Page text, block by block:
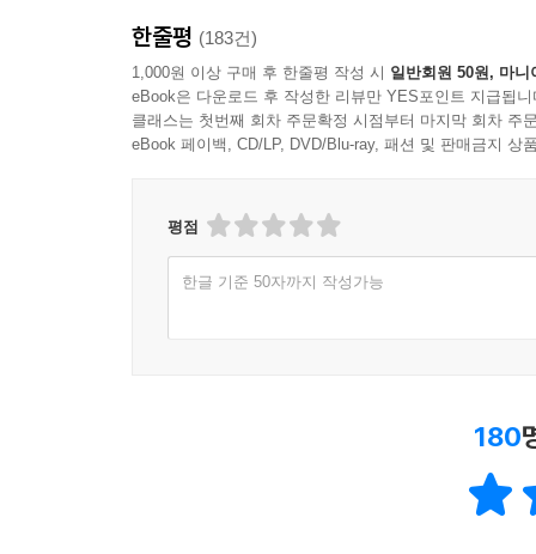
한줄평 (183건)
1,000원 이상 구매 후 한줄평 작성 시 일반회원 50원, 마니
eBook은 다운로드 후 작성한 리뷰만 YES포인트 지급됩니
클래스는 첫번째 회차 주문확정 시점부터 마지막 회차 주
eBook 페이백, CD/LP, DVD/Blu-ray, 패션 및 판매금지 상
평점
한글 기준 50자까지 작성가능
180